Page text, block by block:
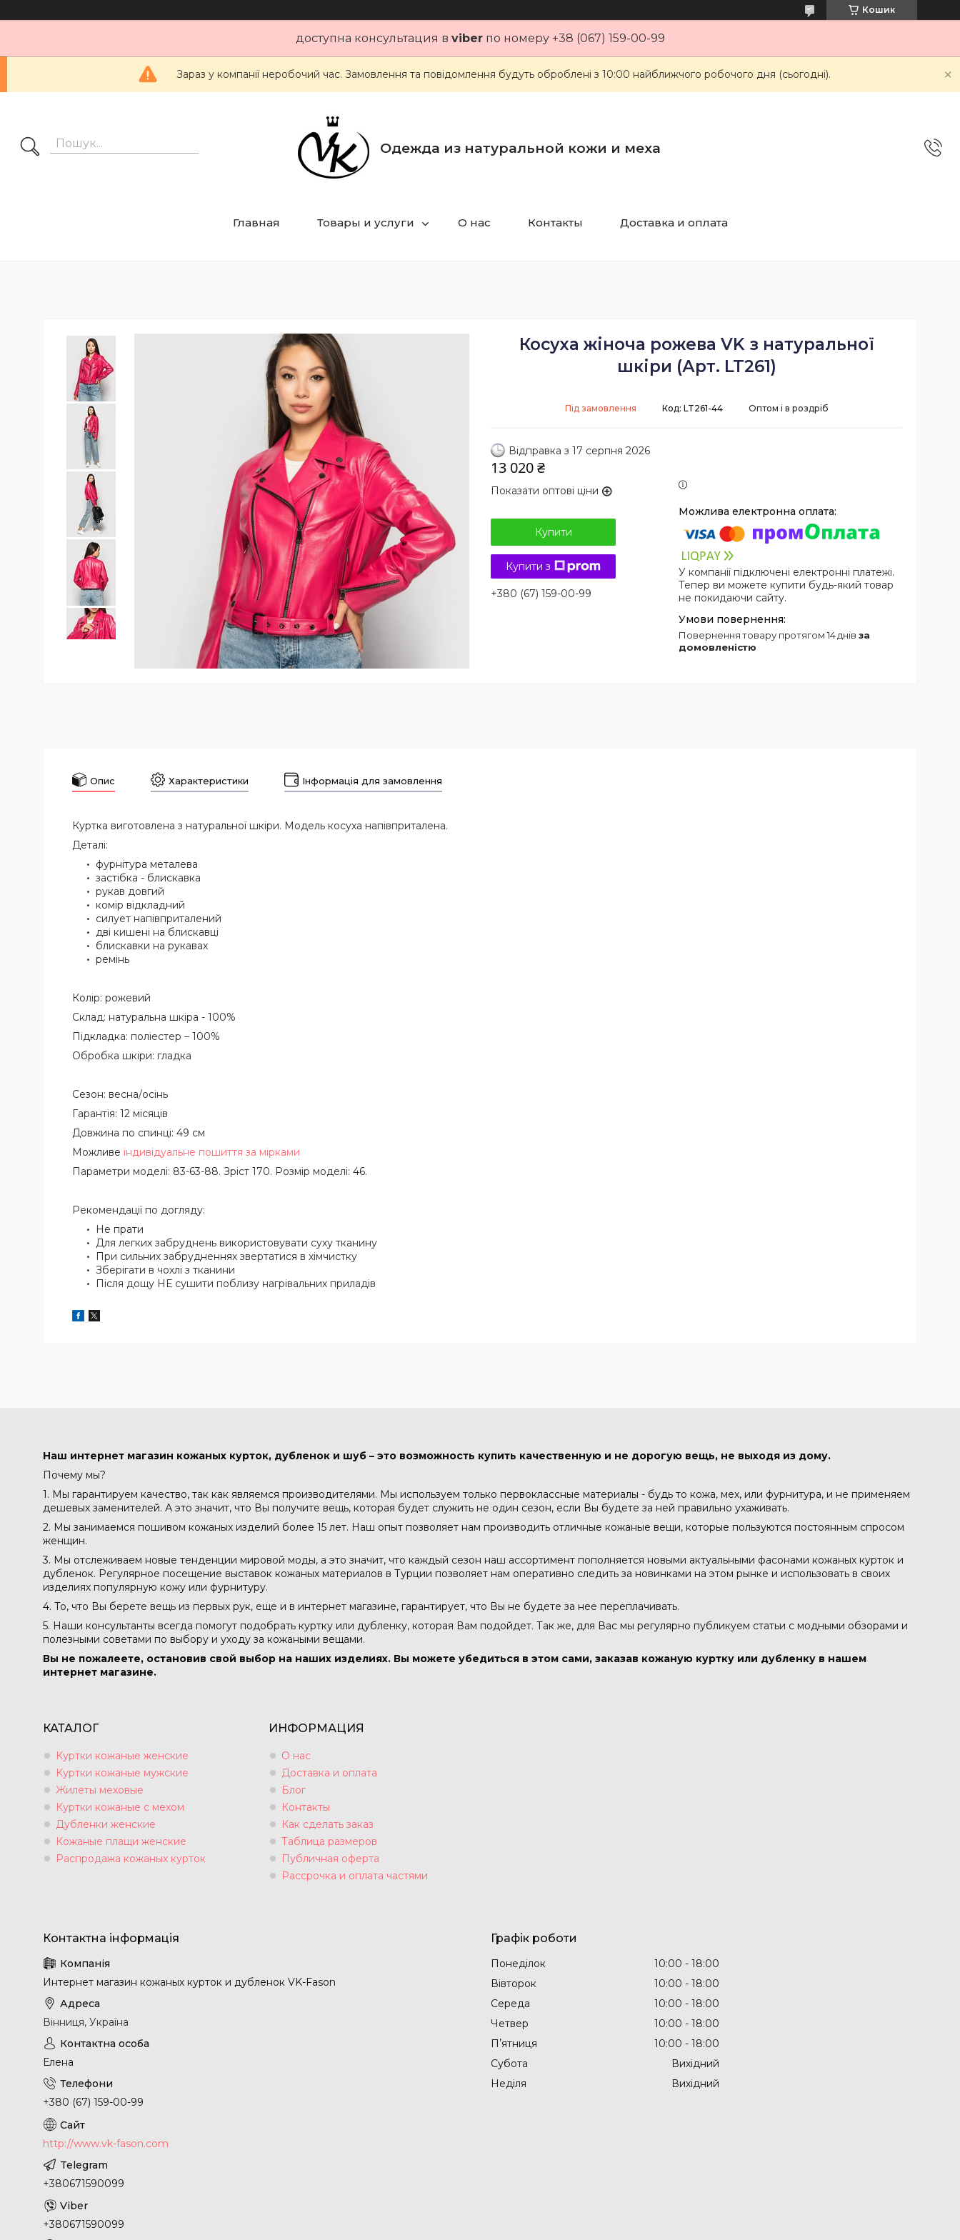
Кошик
доступна консультация в viberпо номеру +38 (067) 159-00-99
Зараз у компанії неробочий час. Замовлення та повідомлення будуть оброблені з 10:00 найближчого робочого дня (сьогодні).
Одежда из натуральной кожи и меха
Главная Товары и услуги О нас Контакты Доставка и оплата
Косуха жіноча рожева VK з натуральної
шкіри (Арт. LT261)
Під замовлення Оптом і в роздріб
Код: LT261-44
Відправка з 17 серпня 2026
13 020 ₴
Показати оптові ціни
Купити
Купити з
+380 (67) 159-00-99
У компанії підключені електронні платежі.
Тепер ви можете купити будь-який товар
не покидаючи сайту.
повернення товару протягом 14 днів за
домовленістю
Опис Характеристики Інформація для замовлення
Куртка виготовлена з натуральної шкіри. Модель косуха напівприталена.
Деталі:
фурнітура металева
застібка - блискавка
рукав довгий
комір відкладний
силует напівприталений
дві кишені на блискавці
блискавки на рукавах
ремінь
Колір: рожевий
Склад: натуральна шкіра - 100%
Підкладка: поліестер – 100%
Обробка шкіри: гладка
Сезон: весна/осінь
Гарантія: 12 місяців
Довжина по спинці: 49 см
Можливе індивідуальне пошиття за мірками
Параметри моделі: 83-63-88. Зріст 170. Розмір моделі: 46.
Рекомендації по догляду:
Не прати
Для легких забруднень використовувати суху тканину
При сильних забрудненнях звертатися в хімчистку
Зберігати в чохлі з тканини
Після дощу НЕ сушити поблизу нагрівальних приладів
Наш интернет магазин кожаных курток, дубленок и шуб – это возможность купить качественную и не дорогую вещь, не выходя из дому.
Почему мы?
1. Мы гарантируем качество, так как являемся производителями. Мы используем только первоклассные материалы - будь то кожа, мех, или фурнитура, и не применяем
дешевых заменителей. А это значит, что Вы получите вещь, которая будет служить не один сезон, если Вы будете за ней правильно ухаживать.
2. Мы занимаемся пошивом кожаных изделий более 15 лет. Наш опыт позволяет нам производить отличные кожаные вещи, которые пользуются постоянным спросом
женщин.
3. Мы отслеживаем новые тенденции мировой моды, а это значит, что каждый сезон наш ассортимент пополняется новыми актуальными фасонами кожаных курток и
дубленок. Регулярное посещение выставок кожаных материалов в Турции позволяет нам оперативно следить за новинками на этом рынке и использовать в своих
изделиях популярную кожу или фурнитуру.
4. То, что Вы берете вещь из первых рук, еще и в интернет магазине, гарантирует, что Вы не будете за нее переплачивать.
5. Наши консультанты всегда помогут подобрать куртку или дубленку, которая Вам подойдет. Так же, для Вас мы регулярно публикуем статьи с модными обзорами и
полезными советами по выбору и уходу за кожаными вещами.
Вы не пожалеете, остановив свой выбор на наших изделиях. Вы можете убедиться в этом сами, заказав кожаную куртку или дубленку в нашем
интернет магазине.
КАТАЛОГ
Куртки кожаные женские
Куртки кожаные мужские
Жилеты меховые
Куртки кожаные с мехом
Дубленки женские
Кожаные плащи женские
Распродажа кожаных курток
ИНФОРМАЦИЯ
О нас
Доставка и оплата
Блог
Контакты
Как сделать заказ
Таблица размеров
Публичная оферта
Рассрочка и оплата частями
Интернет магазин кожаных курток и дубленок VK-Fason
Вінниця, Україна
Елена
+380 (67) 159-00-99
http://www.vk-fason.com
+380671590099
+380671590099
Графік роботи
Понеділок 10:00
18:00
Вівторок
10:00
18:00
Середа
10:00
18:00
Четвер
10:00
18:00
Пʼятниця
10:00
18:00
Субота
Вихідний
Неділя
Вихідний